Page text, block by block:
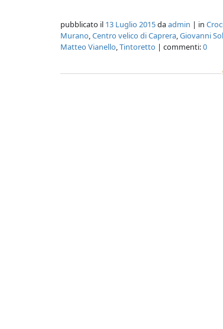
pubblicato il 13 Luglio 2015daadmin | in
Murano,Centro velico di Caprera,Giovanni
Matteo Vianello,Tintoretto | commenti:0